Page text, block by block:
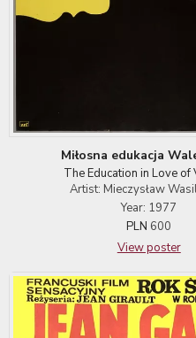
Miłosna edukacja
The Education in Love of
Artist: Mieczysław
Year: 1977
PLN 600
View poster